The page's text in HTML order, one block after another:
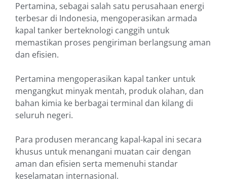
Pertamina, sebagai salah satu perusahaan energi
terbesar di Indonesia, mengoperasikan armada
kapal tanker berteknologi canggih untuk
memastikan proses pengiriman berlangsung aman
dan efisien.
Pertamina mengoperasikan kapal tanker untuk
mengangkut minyak mentah, produk olahan, dan
bahan kimia ke berbagai terminal dan kilang di
seluruh negeri.
Para produsen merancang kapal-kapal ini secara
khusus untuk menangani muatan cair dengan
aman dan efisien serta memenuhi standar
keselamatan internasional.